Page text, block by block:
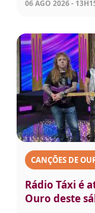
06 AGO 2026 -
CANÇÕES DE
Rádio Táxi é
Ouro deste